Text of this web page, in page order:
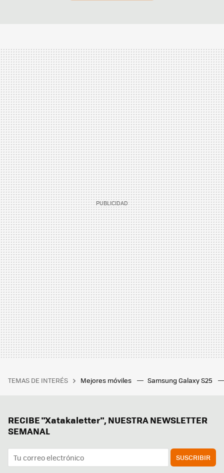
TEMAS DE INTERÉS Mejores móviles Samsung Galaxy S25
RECIBE "Xatakaletter", NUESTRA NEWSLETTER
SEMANAL
SUSCRIBIR